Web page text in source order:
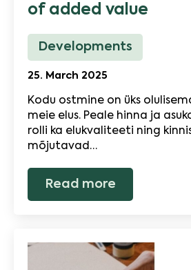
of added value
25. March 2025
Developments
Kodu ostmine on üks
meie elus. Peale hinna ja
rolli ka elukvaliteeti ning
mõjutavad…
Read more